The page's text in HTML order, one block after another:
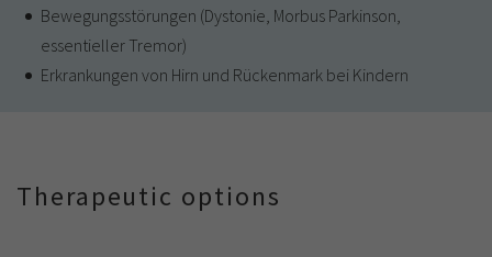
Bewegungsstörungen (Dystonie, Morbus Parkinson,
essentieller Tremor)
Erkrankungen von Hirn und Rückenmark bei Kindern
Therapeutic options